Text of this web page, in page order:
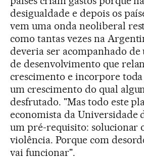
desigualdade e depois os
vem uma onda neoliberal
como tantas vezes na
deveria ser acompanhado de
de desenvolvimento que
crescimento e incorpore toda
um crescimento do qual
desfrutado. "Mas todo este
economista da Universidade
um pré-requisito: solucionar
violência. Porque com
vai funcionar".